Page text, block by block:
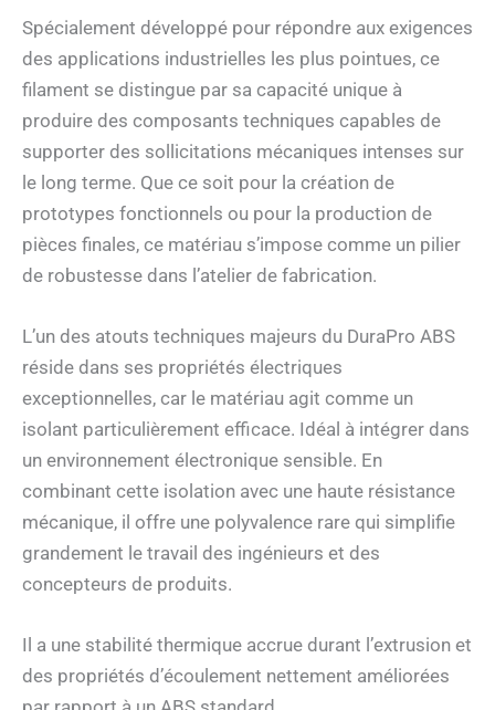
Spécialement développé pour répondre aux exigences
des applications industrielles les plus pointues, ce
filament se distingue par sa capacité unique à
produire des composants techniques capables de
supporter des sollicitations mécaniques intenses sur
le long terme. Que ce soit pour la création de
prototypes fonctionnels ou pour la production de
pièces finales, ce matériau s’impose comme un pilier
de robustesse dans l’atelier de fabrication.
L’un des atouts techniques majeurs du DuraPro ABS
réside dans ses propriétés électriques
exceptionnelles, car le matériau agit comme un
isolant particulièrement efficace. Idéal à intégrer dans
un environnement électronique sensible. En
combinant cette isolation avec une haute résistance
mécanique, il offre une polyvalence rare qui simplifie
grandement le travail des ingénieurs et des
concepteurs de produits.
Il a une stabilité thermique accrue durant l’extrusion et
des propriétés d’écoulement nettement améliorées